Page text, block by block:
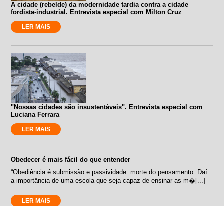
A cidade (rebelde) da modernidade tardia contra a cidade
fordista-industrial. Entrevista especial com Milton Cruz
LER MAIS
"Nossas cidades são insustentáveis". Entrevista especial com
Luciana Ferrara
LER MAIS
Obedecer é mais fácil do que entender
“Obediência é submissão e passividade: morte do pensamento. Daí
a importância de uma escola que seja capaz de ensinar as m�[...]
LER MAIS